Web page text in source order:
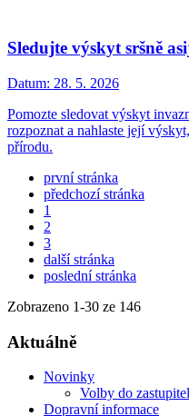
Sledujte výskyt sršně
Datum: 28. 5. 2026
Pomozte sledovat výskyt
rozpoznat a nahlaste její
přírodu.
první stránka
předchozí stránka
1
2
3
další stránka
poslední stránka
Zobrazeno 1-30 ze 146
Aktuálně
Novinky
Volby do
Dopravní informace